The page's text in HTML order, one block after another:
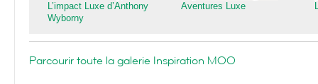
L’impact Luxe d’Anthony
Wyborny
Aventures Luxe
Parcourir toute la galerie Inspiration MOO